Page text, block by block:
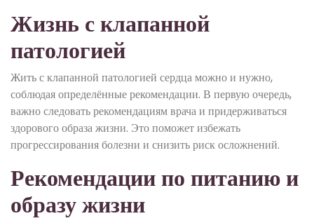
Жизнь с клапанной
патологией
Жить с клапанной патологией сердца можно и нужно,
соблюдая определённые рекомендации. В первую очередь,
важно следовать рекомендациям врача и придерживаться
здорового образа жизни. Это поможет избежать
прогрессирования болезни и снизить риск осложнений.
Рекомендации по питанию и
образу жизни